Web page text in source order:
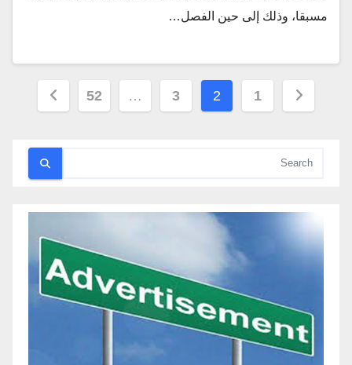
مسبقا، وذلك إلى حين الفصل…
تعدد
المقالات
1
2
3
…
52